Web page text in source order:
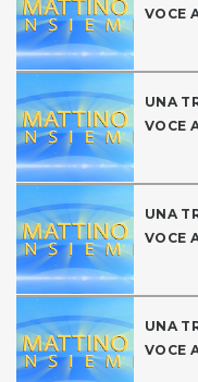
VOCE
UNA
VOCE
UNA
VOCE
UNA
VOCE